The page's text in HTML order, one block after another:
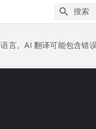
言。AI 翻译可能包含错